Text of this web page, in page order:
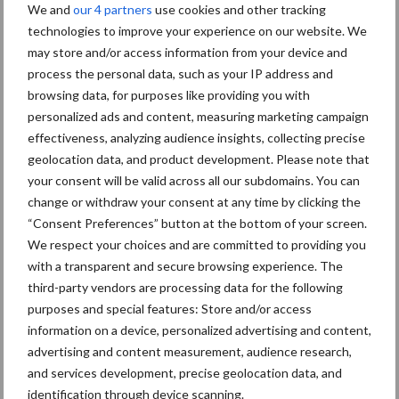
We and our 4 partners use cookies and other tracking
technologies to improve your experience on our website. We
may store and/or access information from your device and
process the personal data, such as your IP address and
browsing data, for purposes like providing you with
personalized ads and content, measuring marketing campaign
effectiveness, analyzing audience insights, collecting precise
geolocation data, and product development. Please note that
your consent will be valid across all our subdomains. You can
change or withdraw your consent at any time by clicking the
“Consent Preferences” button at the bottom of your screen.
We respect your choices and are committed to providing you
with a transparent and secure browsing experience. The
third-party vendors are processing data for the following
purposes and special features: Store and/or access
information on a device, personalized advertising and content,
advertising and content measurement, audience research,
and services development, precise geolocation data, and
identification through device scanning.
Primaire
Sidebar
Recent nieuws Partner nieuws
7 aug
Britse varkenssector vreest
afzetcrisis in het najaar
7 aug
Grondstoffenmarkt blijft grillig:
droogte en geopolitiek houden
handel in de greep
5 aug
“Vraag naar praktische
hygieneoplossingen is in Polen
groter dan ooit”
Toon meer